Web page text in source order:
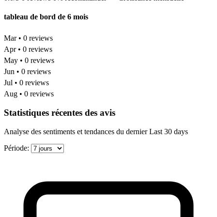
tableau de bord de 6 mois
Mar • 0 reviews
Apr • 0 reviews
May • 0 reviews
Jun • 0 reviews
Jul • 0 reviews
Aug • 0 reviews
Statistiques récentes des avis
Analyse des sentiments et tendances du dernier Last 30 days
Période: